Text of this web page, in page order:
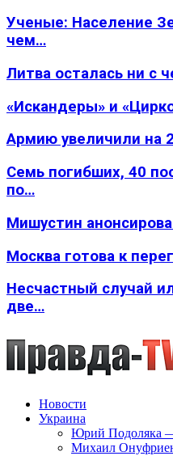
Ученые: Население
чем…
Литва осталась ни с
«Искандеры» и
Армию увеличили на
Семь погибших, 40
по…
Мишустин
Москва готова к
Несчастный случай
две…
Новости
Украина
Юрий
Михаил